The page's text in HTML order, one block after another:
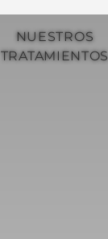
NUESTROS
TRATAMIENTOS